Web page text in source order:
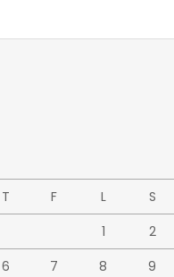
T F L
S
1
2
6 7 8
9